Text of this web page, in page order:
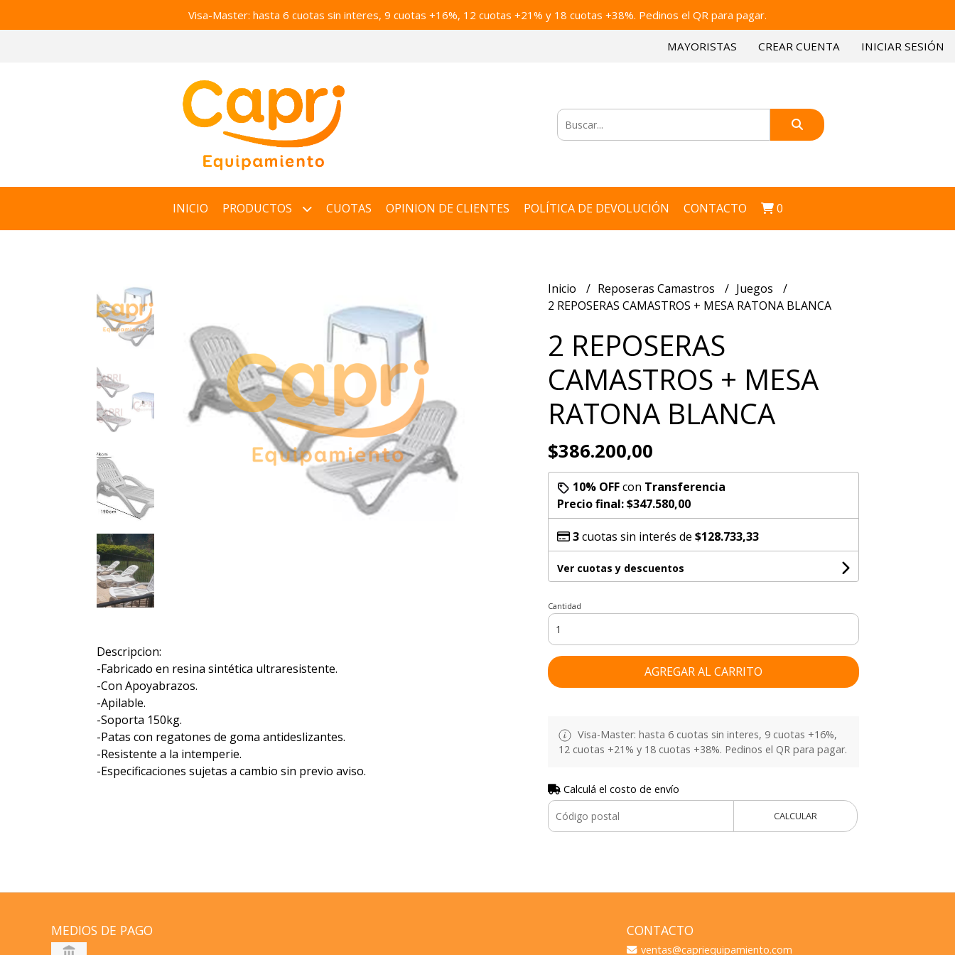
Visa-Master: hasta 6 cuotas sin interes, 9 cuotas +16%, 12 cuotas +21% y 18 cuotas +38%. Pedinos el QR para pagar.
MAYORISTAS CREAR CUENTA INICIAR SESIÓN
INICIO PRODUCTOS CUOTAS OPINION DE CLIENTES POLÍTICA DE DEVOLUCIÓN CONTACTO 0
Descripcion:
-Fabricado en resina sintética ultraresistente.
-Con Apoyabrazos.
-Apilable.
-Soporta 150kg.
-Patas con regatones de goma antideslizantes.
-Resistente a la intemperie.
-Especificaciones sujetas a cambio sin previo aviso.
Inicio Reposeras Camastros
Juegos
2 REPOSERAS CAMASTROS + MESA RATONA BLANCA
2 REPOSERAS
CAMASTROS + MESA
RATONA BLANCA
$386.200,00
10% OFFcon Transferencia
Precio final:$347.580,00
3cuotas sin interés de $128.733,33
Ver cuotas y descuentos
Cantidad
AGREGAR AL CARRITO
Visa-Master: hasta 6 cuotas sin interes, 9 cuotas +16%,
12 cuotas +21% y 18 cuotas +38%. Pedinos el QR para pagar.
Calculá el costo de envío
CALCULAR
MEDIOS DE PAGO CONTACTO
ventas@capriequipamiento.com